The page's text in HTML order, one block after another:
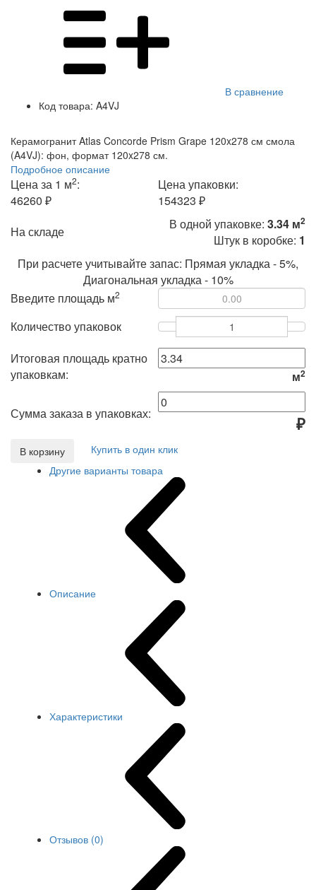
В сравнение
Код товара: A4VJ
Керамогранит Atlas Concorde Prism Grape 120x278 см смола
(A4VJ): фон, формат 120x278 см.
Подробное описание
Цена за 1 м2:
46260 ₽
Цена упаковки:
154323 ₽
На складе
В одной упаковке: 3.34 м2
Штук в коробке: 1
При расчете учитывайте запас: Прямая укладка - 5%,
Диагональная укладка - 10%
Введите площадь м2
Количество упаковок
Итоговая площадь кратно
упаковкам:
м2
Сумма заказа в упаковках: ₽
В корзину
Купить в один клик
Другие варианты товара
Описание
Характеристики
Отзывов (0)